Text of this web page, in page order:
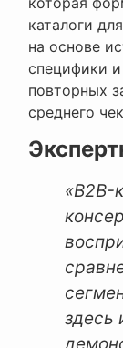
каталоги
на основе
специфики и
повторных
среднего
«B2B-
здесь